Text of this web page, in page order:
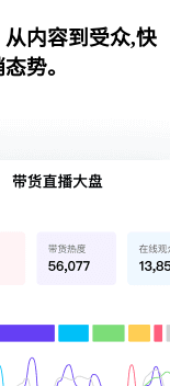
内容到受众,快
势。